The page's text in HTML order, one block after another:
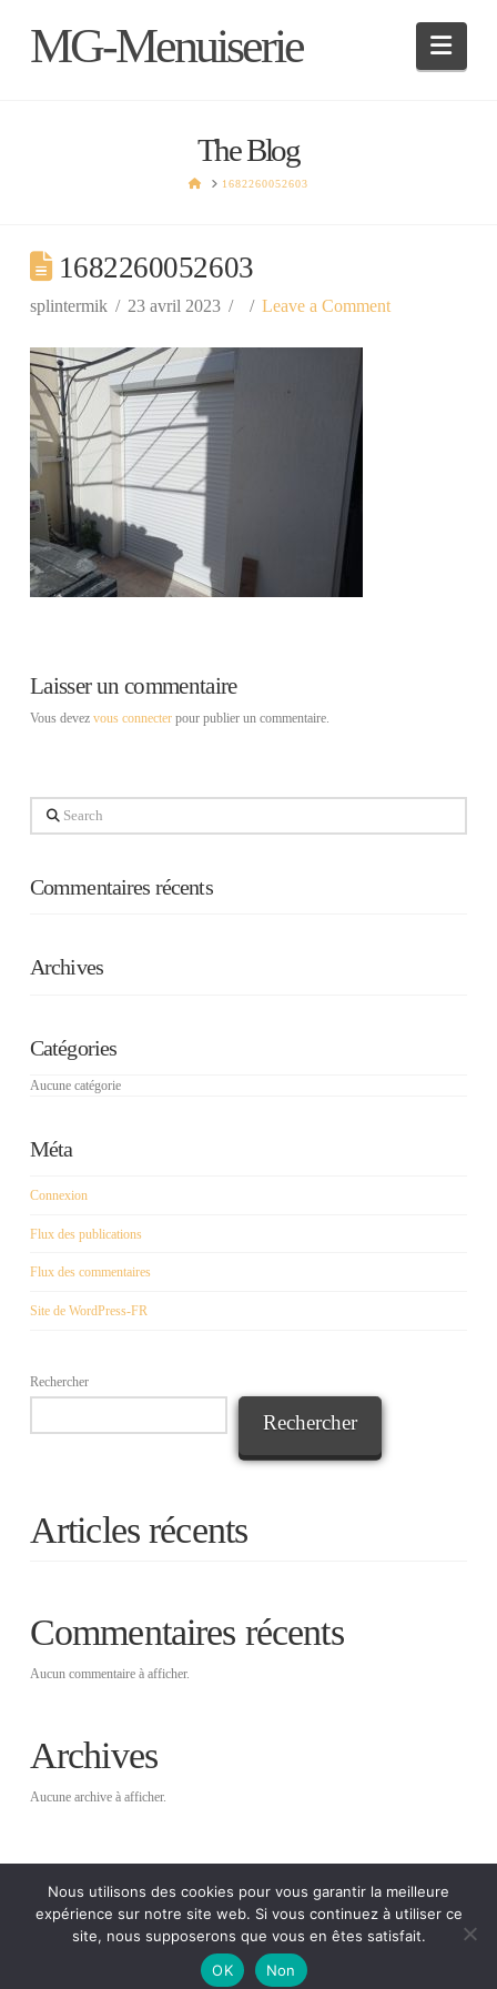
MG-Menuiserie
The Blog
HOME1682260052603
1682260052603
splintermik 23 avril 2023 Leave a Comment
Laisser un commentaire
Vous devez vous connecterpour publier un commentaire.
Search
Commentaires récents
Archives
Catégories
Aucune catégorie
Méta
Connexion
Flux des publications
Flux des commentaires
Site de WordPress-FR
Rechercher
Rechercher
Articles récents
Commentaires récents
Aucun commentaire à afficher.
Archives
Aucune archive à afficher.
Catégories
Aucune catégorie
Nous utilisons des cookies pour vous garantir la meilleure
expérience sur notre site web. Si vous continuez à utiliser ce
site, nous supposerons que vous en êtes satisfait.
OK
Non